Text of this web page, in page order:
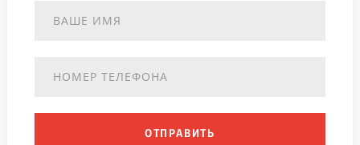
ОТПРАВИТЬ